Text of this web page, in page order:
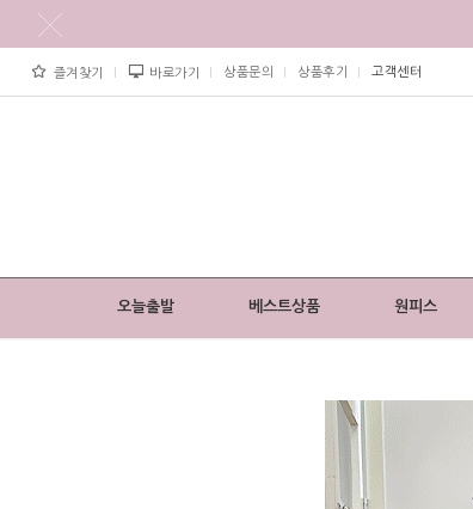
즐겨찾기 바로가기 상품문의 상품후기 고객센터
오늘출발 베스트상품 원피스